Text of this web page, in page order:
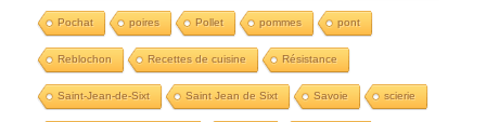
Pochat poires Pollet pommes pont
Reblochon Recettes de cuisine Résistance
Saint-Jean-de-Sixt Saint Jean de Sixt Savoie scierie